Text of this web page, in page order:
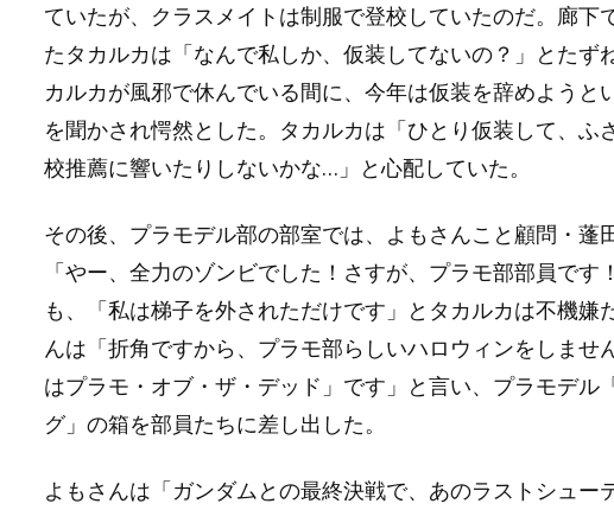
ていたが、クラスメイトは制服で登校していたのだ。廊下
たタカルカは「なんで私しか、仮装してないの？」とたず
カルカが風邪で休んでいる間に、今年は仮装を辞めようと
を聞かされ愕然とした。タカルカは「ひとり仮装して、ふ
校推薦に響いたりしないかな…」と心配していた。
その後、プラモデル部の部室では、よもさんこと顧問・蓬
「やー、全力のゾンビでした！さすが、プラモ部部員です
も、「私は梯子を外されただけです」とタカルカは不機嫌
んは「折角ですから、プラモ部らしいハロウィンをしませ
はプラモ・オブ・ザ・デッド」です」と言い、プラモデル
グ」の箱を部員たちに差し出した。
よもさんは「ガンダムとの最終決戦で、あのラストシュー